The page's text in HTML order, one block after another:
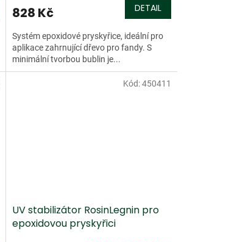
828 Kč DETAIL
Systém epoxidové pryskyřice, ideální pro
aplikace zahrnující dřevo pro fandy. S
minimální tvorbou bublin je...
UV stabilizátor RosinLegnin pro
epoxidovou pryskyřici
Kód:450411